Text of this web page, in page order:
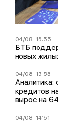
04/08 16:55
ВТБ
новых
04/08 15:53
кредитов
вырос на
04/08 14:51